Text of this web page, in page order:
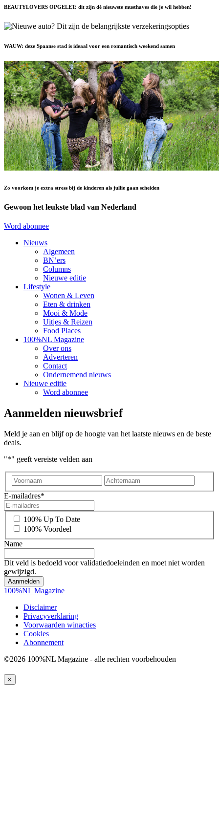
BEAUTYLOVERS OPGELET: dit zijn dé nieuwste musthaves die je wil hebben!
WAUW: deze Spaanse stad is ideaal voor een romantisch weekend samen
Zo voorkom je extra stress bij de kinderen als jullie gaan scheiden
Gewoon het leukste blad van Nederland
Word abonnee
Nieuws
Algemeen
BN’ers
Columns
Nieuwe editie
Lifestyle
Wonen & Leven
Eten & drinken
Mooi & Mode
Uitjes & Reizen
Food Places
100%NL Magazine
Over ons
Adverteren
Contact
Ondernemend nieuws
Nieuwe editie
Word abonnee
Aanmelden nieuwsbrief
Meld je aan en blijf op de hoogte van het laatste nieuws en de beste
deals.
"*" geeft vereiste velden aan
Voornaam
E-mailadres*
*
100% Up To Date
100% Voordeel
Name
Dit veld is bedoeld voor validatiedoeleinden en moet niet worden
gewijzigd.
100%NL Magazine
Disclaimer
Privacyverklaring
Voorwaarden winacties
Cookies
Abonnement
©2026 100%NL Magazine - alle rechten voorbehouden
×